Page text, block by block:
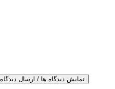
نمایش دیدگاه ها / ارسال دیدگاه